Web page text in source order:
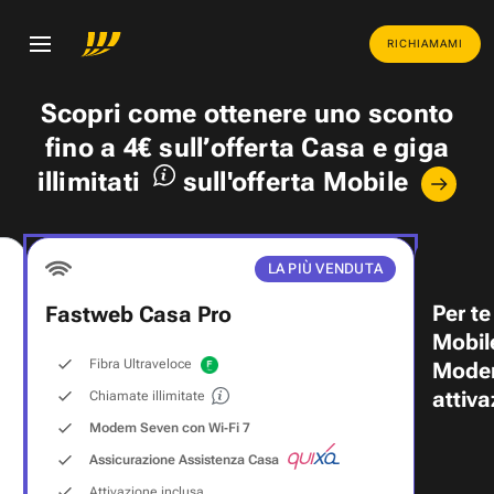
RICHIAMAMI
Scopri come ottenere uno sconto
fino a 4€ sull’offerta Casa egiga
illimitati
sull'offerta Mobile
LA PIÙ VENDUTA
Fastweb Casa Pro
Fibra Ultraveloce
Chiamate illimitate
Modem Seven con Wi‑Fi 7
Assicurazione Assistenza Casa
Per